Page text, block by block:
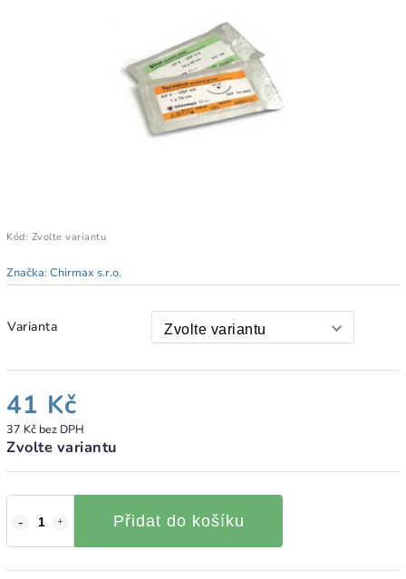
Kód: Zvolte variantu
Značka:Chirmax s.r.o.
Varianta
41 Kč
37 Kč bez DPH
Zvolte variantu
Přidat do košíku